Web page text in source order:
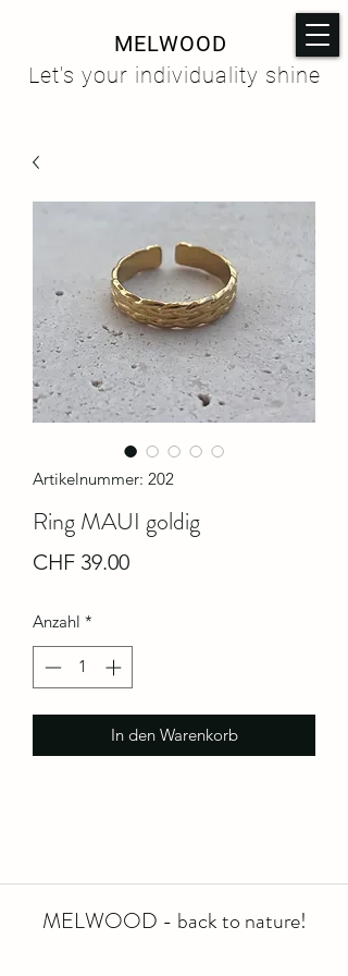
MELWOOD
Let's your individuality shine
Artikelnummer: 202
Ring MAUI goldig
CHF 39.00Preis
Anzahl *
In den Warenkorb
MELWOOD - back to nature!